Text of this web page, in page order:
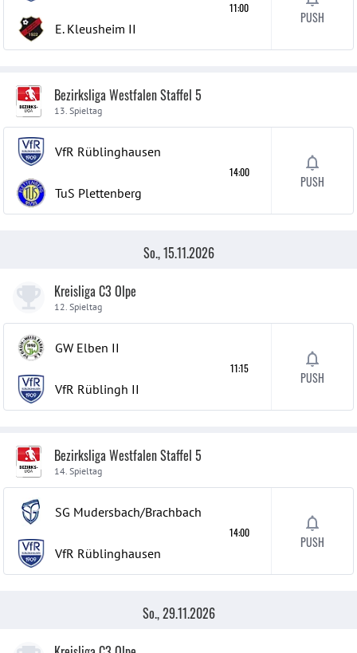
E. Kleusheim II
11:00
PUSH
Bezirksliga Westfalen Staffel 5
13. Spieltag
VfR Rüblinghausen
TuS Plettenberg
14:00
PUSH
So., 15.11.2026
Kreisliga C3 Olpe
12. Spieltag
GW Elben II
VfR Rüblingh II
11:15
PUSH
Bezirksliga Westfalen Staffel 5
14. Spieltag
SG Mudersbach/Brachbach
VfR Rüblinghausen
14:00
PUSH
So., 29.11.2026